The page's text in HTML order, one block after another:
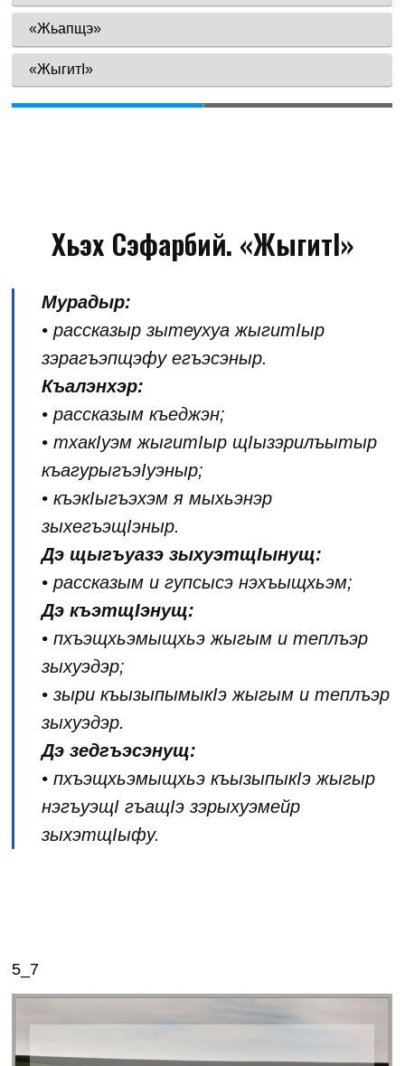
Хьэх Сэфарбий. «ЖыгитI»
Мурадыр:
• рассказыр зытеухуа жыгитIыр
зэрагъэпщэфу егъэсэныр.
Къалэнхэр:
• рассказым къеджэн;
• тхакIуэм жыгитIыр щIызэрилъытыр
къагурыгъэIуэныр;
• къэкIыгъэхэм я мыхьэнэр
зыхегъэщIэныр.
Дэ щыгъуазэ зыхуэтщIынущ:
• рассказым и гупсысэ нэхъыщхьэм;
Дэ къэтщIэнущ:
• пхъэщхьэмыщхьэ жыгым и теплъэр
зыхуэдэр;
• зыри къызыпымыкIэ жыгым и теплъэр
зыхуэдэр.
Дэ зедгъэсэнущ:
• пхъэщхьэмыщхьэ къызыпыкIэ жыгыр
нэгъуэщI гъащIэ зэрыхуэмейр
зыхэтщIыфу.